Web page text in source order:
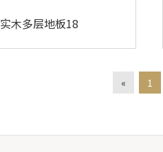
实木多层地板18
« 1